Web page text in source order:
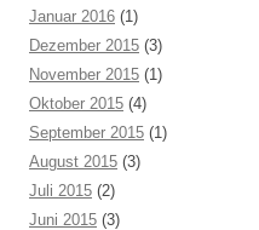
Januar 2016 (1)
Dezember 2015 (3)
November 2015 (1)
Oktober 2015 (4)
September 2015 (1)
August 2015 (3)
Juli 2015 (2)
Juni 2015 (3)